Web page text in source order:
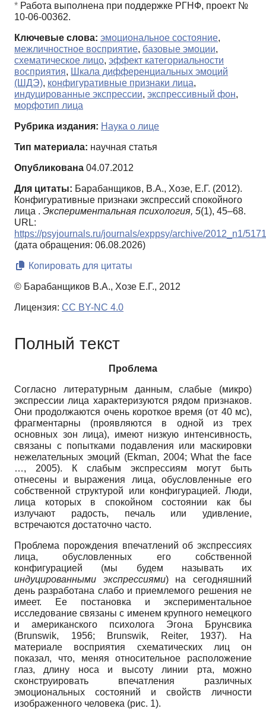
* Работа выполнена при поддержке РГНФ, проект №
10-06-00362.
Ключевые слова: эмоциональное состояние,
межличностное восприятие, базовые эмоции,
схематическое лицо, эффект категориальности
восприятия, Шкала дифференциальных эмоций
(ШДЭ), конфигуративные признаки лица,
индуцированные экспрессии, экспрессивный фон,
морфотип лица
Рубрика издания: Наука о лице
Тип материала: научная статья
Опубликована 04.07.2012
Для цитаты: Барабанщиков, В.А., Хозе, Е.Г. (2012).
Конфигуративные признаки экспрессий спокойного
лица . Экспериментальная психология, 5(1), 45–68.
URL:
https://psyjournals.ru/journals/exppsy/archive/2012_n1/
(дата обращения: 06.08.2026)
Копировать для цитаты
© Барабанщиков В.А., Хозе Е.Г., 2012
Лицензия: CC BY-NC 4.0
Полный текст
Проблема
Согласно литературным данным, слабые (микро)
экспрессии лица характеризуются рядом признаков.
Они продолжаются очень короткое время (от 40 мс),
фрагментарны (проявляются в одной из трех
основных зон лица), имеют низкую интенсивность,
связаны с попытками подавления или маскировки
нежелательных эмоций (Ekman, 2004; What the face
…, 2005). К слабым экспрессиям могут быть
отнесены и выражения лица, обусловленные его
собственной структурой или конфигурацией. Люди,
лица которых в спокойном состоянии как бы
излучают радость, печаль или удивление,
встречаются достаточно часто.
Проблема порождения впечатлений об экспрессиях
лица, обусловленных его собственной
конфигурацией (мы будем называть их
индуцированными экспрессиями) на сегодняшний
день разработана слабо и приемлемого решения не
имеет. Ее постановка и экспериментальное
исследование связаны с именем крупного немецкого
и американского психолога Эгона Брунсвика
(Brunswik, 1956; Brunswik, Reiter, 1937). На
материале восприятия схематических лиц он
показал, что, меняя относительное расположение
глаз, длину носа и высоту линии рта, можно
сконструировать впечатления различных
эмоциональных состояний и свойств личности
изображенного человека (рис. 1).